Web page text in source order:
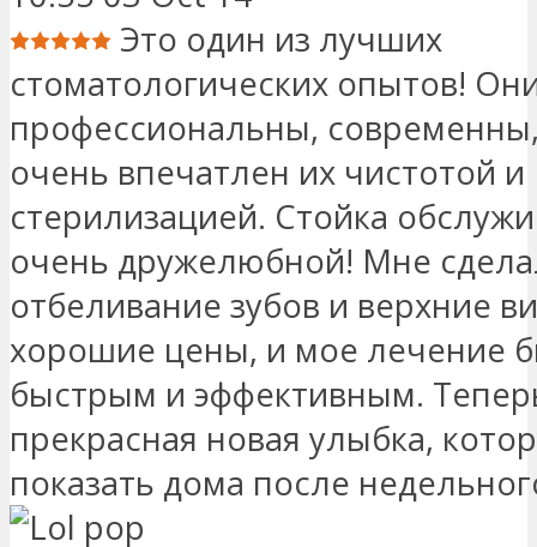
Это один из лучших
стоматологических опытов!
профессиональны,
очень впечатлен их чистотой и
стерилизацией. Стойка
очень дружелюбной! Мне
отбеливание зубов и верхние
хорошие цены, и мое лечение
быстрым и эффективным.
прекрасная новая улыбка,
показать дома после